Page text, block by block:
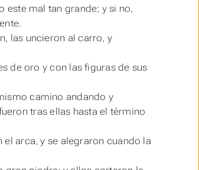
este mal tan grande; y si no,
las uncieron al carro, y
de oro y con las figuras de sus
camino andando y
tras ellas hasta el término
el arca, y se alegraron cuando la